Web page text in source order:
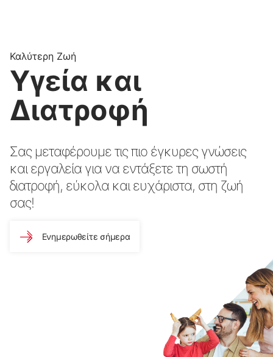
Καλύτερη Ζωή
Υγεία και
Διατροφή
Σας μεταφέρουμε τις πιο έγκυρες γνώσεις
και εργαλεία για να εντάξετε τη σωστή
διατροφή, εύκολα και ευχάριστα, στη ζωή
σας!
Ενημερωθείτε σήμερα